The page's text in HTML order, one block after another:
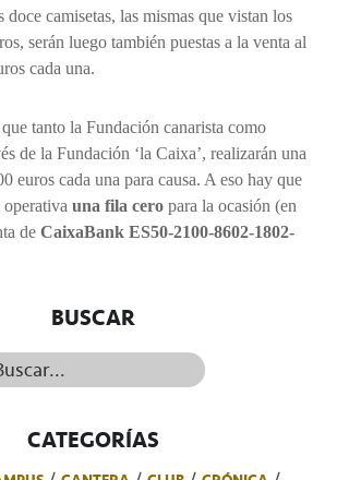
doce camisetas, las mismas que vistan los
serán luego también puestas a la venta al
cada una.
tanto la Fundación canarista como
de la Fundación ‘la Caixa’, realizarán una
euros cada una para causa. A eso hay que
operativa una fila cero para la ocasión (en
de CaixaBank ES50-2100-8602-1802-
BUSCAR
CATEGORÍAS